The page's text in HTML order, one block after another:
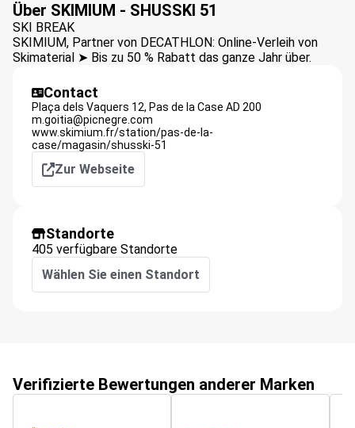
Über SKIMIUM - SHUSSKI 51
SKI BREAK
SKIMIUM, Partner von DECATHLON: Online-Verleih von
Skimaterial ➤ Bis zu 50 % Rabatt das ganze Jahr über.
Contact
Plaça dels Vaquers 12, Pas de la Case AD 200
m.goitia@picnegre.com
www.skimium.fr/station/pas-de-la-
case/magasin/shusski-51
Zur Webseite
Standorte
405 verfügbare Standorte
Wählen Sie einen Standort
Verifizierte Bewertungen anderer Marken